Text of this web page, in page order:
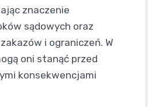
znaczenie
sądowych oraz
i ograniczeń. W
oni stanąć przed
konsekwencjami